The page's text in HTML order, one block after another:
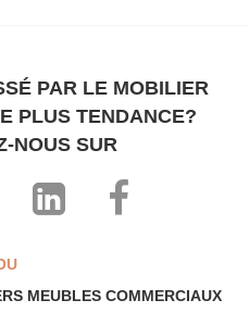
PAR LE MOBILIER
PLUS TENDANCE?
NOUS SUR
MEUBLES COMMERCIAUX